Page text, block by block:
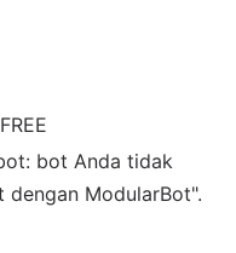
bot Anda tidak
ModularBot".